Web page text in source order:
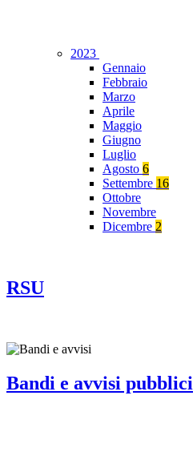
2023
Gennaio
Febbraio
Marzo
Aprile
Maggio
Giugno
Luglio
Agosto 6
Settembre 16
Ottobre
Novembre
Dicembre 2
RSU
Bandi e avvisi pubblici